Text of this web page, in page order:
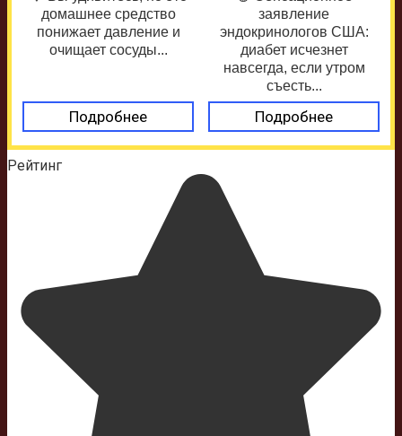
домашнее средство
понижает давление и
очищает сосуды...
Подробнее
заявление
эндокринологов США:
диабет исчезнет
навсегда, если утром
съесть...
Подробнее
Рейтинг